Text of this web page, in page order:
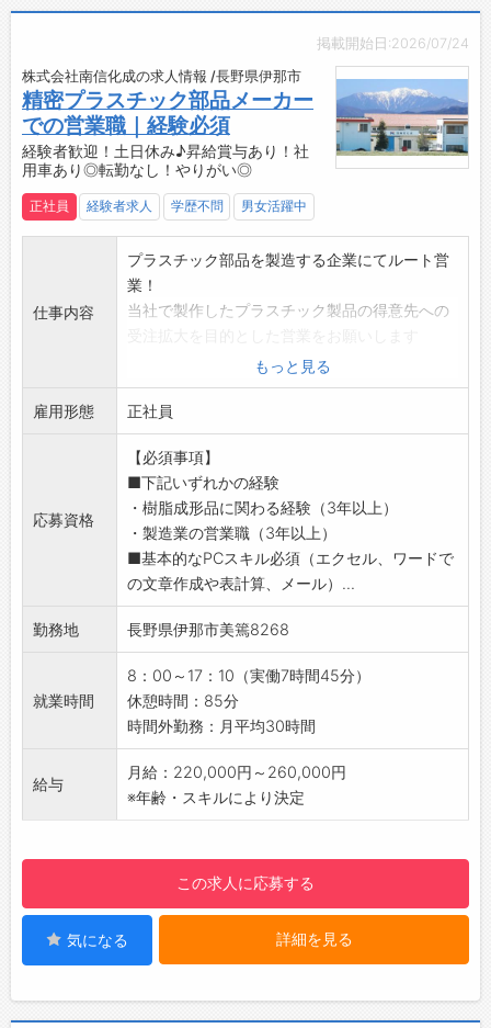
・無料駐車場
～200円/食）
・喫煙所：屋外
☆----------------------------------------
☆
◆時間単位年休制度あり！
有給休暇は1時間分、2時間分と時間単位でも取
得できます◎
☆----------------------------------------
☆
◆給与前払い制度あり！
簡単申請！簡単受取！日払い即日払い対応！
☆----------------------------------------
☆
◆ご不明点はいつでもご相談ください！
即日対応!!フォロー体制もバッチリ
登録はご自宅からお電話で可能です◎
☆----------------------------------------
☆
◆職場見学可能！自分が働くイメージができま
す。
＾＾
☆----------------------------------------
掲載開始日:2026/07/24
株式会社南信化成の求人情報 /長野県伊那市
精密プラスチック部品メーカー
での営業職｜経験必須
経験者歓迎！土日休み♪昇給賞与あり！社
用車あり◎転勤なし！やりがい◎
正社員 経験者求人 学歴不問 男女活躍中
仕事内容
プラスチック部品を製造する企業にてルート営
業！
当社で製作したプラスチック製品の得意先への
■技術部門と連携し、製品打ち合わせ〜納品ま
での業務
・既存の得意先企業への訪問、受注活動
・受注した新規製品の量産化までの管理
・客先仕様に基づく金型、試作手配及び量産迄
の日程管理
・見積書の作成（定型フォームを使用）
◆ゆくゆくは、新規顧客開拓業務もお任せしま
す
【営業範囲】
・長野県内
◆社有車や公共交通機関を使用
【出張について】
・基本的には日帰り出張です！
・出張先：三重県、新潟県、栃木県など
【製品としては】
・カメラのレンズ周り等の部品
・オフィスチェアーの部品
【やりがいがあります！】
・生活に身近な製品（自動車・PC・スマートフ
ォンなど）に使用される部品を扱います！
・交渉、折衝力を持ち対人関係の保てる方を希
もっと見る
雇用形態 正社員
応募資格
【必須事項】
■下記いずれかの経験
・樹脂成形品に関わる経験（3年以上）
・製造業の営業職（3年以上）
■基本的なPCスキル必須（エクセル、ワードで
の文章作成や表計算、メール）...
勤務地 長野県伊那市美篶8268
就業時間
8：00～17：10（実働7時間45分）
休憩時間：85分
時間外勤務：月平均30時間
給与
月給：220,000円～260,000円
※年齢・スキルにより決定
この求人に応募する
気になる 詳細を見る